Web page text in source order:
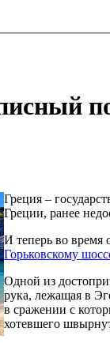
Греция –
Греции, ранее
И теперь во время
Горьковскому
Одной из
рука, лежащая в
в сражении с
хотевшего